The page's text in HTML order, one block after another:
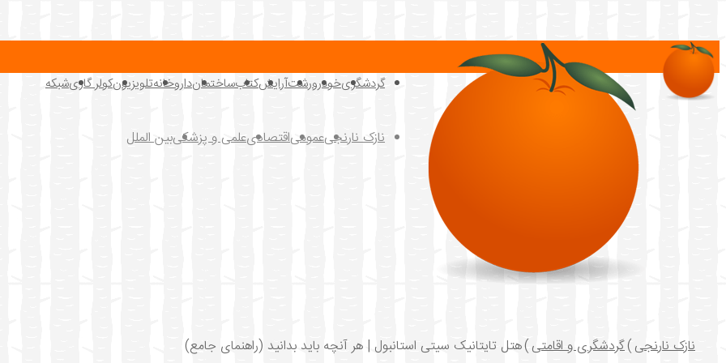
گردشگریخودرورشتآرایشکتابساختمانداروخانهتلویزیونکولر گازیشبکه
نازک نارنجیعمومیاقتصادیعلمی و پزشکیبین الملل
نازک نارنجی)گردشگری و اقامتی)هتل تایتانیک سیتی استانبول | هر آنچه باید بدانید (راهنمای جامع)